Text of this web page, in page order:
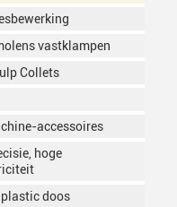
vastklampen
Collets
accessoires
hoge
doos